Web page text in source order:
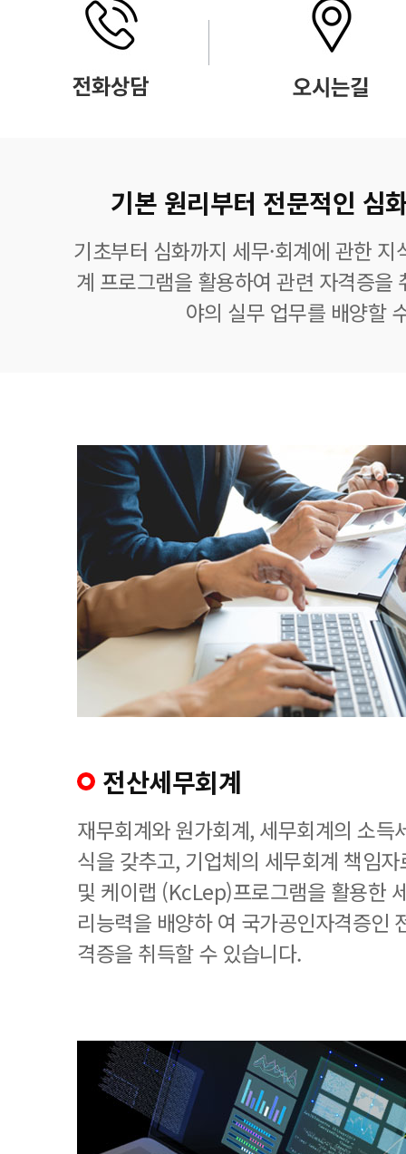
기본 원리부터 전문적인 심
기초부터 심화까지 세무·회계에 관한
계 프로그램을 활용하여 관련 자격증을
야의 실무 업무를 배양할
전산세무회계
재무회계와 원가회계, 세무회계의 소득
식을 갖추고, 기업체의 세무회계 책임
및 케이랩 (KcLep)프로그램을 활용한
리능력을 배양하 여 국가공인자격증인
격증을 취득할 수 있습니다.